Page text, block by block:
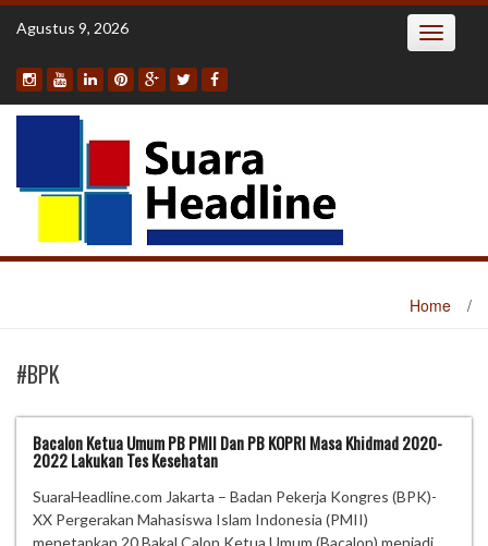
Skip
Agustus 9, 2026 Toggle
Home /
#BPK
Bacalon Ketua Umum PB PMII Dan PB KOPRI Masa Khidmad 2020-
2022 Lakukan Tes Kesehatan
SuaraHeadline.com Jakarta – Badan Pekerja Kongres (BPK)-
XX Pergerakan Mahasiswa Islam Indonesia (PMII)
menetapkan 20 Bakal Calon Ketua Umum (Bacalon) menjadi